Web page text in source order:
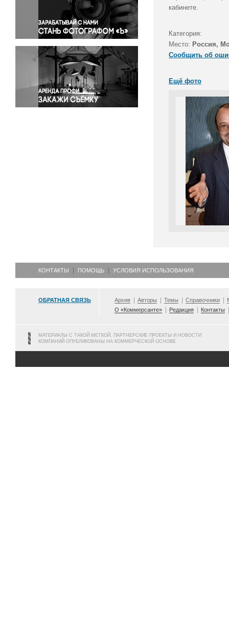
Правосудие
Происшествия и конфликты
Религия
Светская жизнь
Спорт
Экология
Экономика и бизнес
кабинете.
Категория:
Место: Россия,
Сообщить об
Ещё фото
КОНТАКТЫ ПОМОЩЬ УСЛОВИЯ ИСПОЛЬЗОВАНИЯ
ОБРАТНАЯ СВЯЗЬ Архив Авторы Темы Справочники
О «Коммерсанте»
Редакция Контакты
МАТЕРИАЛЫ С ТАКОЙ МЕТКОЙ, ПАРТНЕРСКИЕ ПРОЕКТЫ И НОВОСТИ
КОМПАНИЙ ОПУБЛИКОВАНЫ НА КОММЕРЧЕСКОЙ ОСНОВЕ